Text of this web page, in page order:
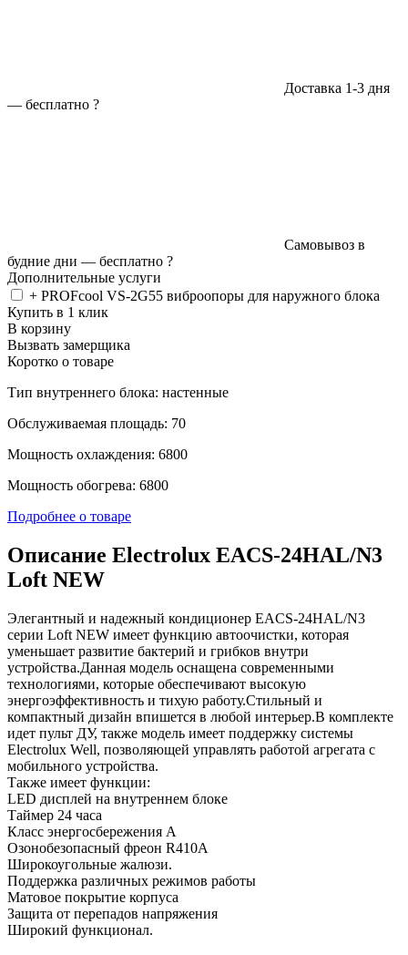
Доставка 1-3 дня
— бесплатно ?
Самовывоз в
будние дни — бесплатно ?
Дополнительные услуги
+ PROFcool VS-2G55 виброопоры для наружного блока
Купить в 1 клик
В корзину
Вызвать замерщика
Коротко о товаре
Тип внутреннего блока: настенные
Обслуживаемая площадь: 70
Мощность охлаждения: 6800
Мощность обогрева: 6800
Подробнее о товаре
Описание Electrolux EACS-24HAL/N3
Loft NEW
Элегантный и надежный кондиционер EACS-24HAL/N3
серии Loft NEW имеет функцию автоочистки, которая
уменьшает развитие бактерий и грибков внутри
устройства.Данная модель оснащена современными
технологиями, которые обеспечивают высокую
энергоэффективность и тихую работу.Стильный и
компактный дизайн впишется в любой интерьер.В комплекте
идет пульт ДУ, также модель имеет поддержку системы
Electrolux Well, позволяющей управлять работой агрегата с
мобильного устройства.
Также имеет функции:
LED дисплей на внутреннем блоке
Таймер 24 часа
Класс энергосбережения А
Озонобезопасный фреон R410A
Широкоугольные жалюзи.
Поддержка различных режимов работы
Матовое покрытие корпуса
Защита от перепадов напряжения
Широкий функционал.